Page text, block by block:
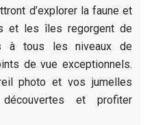
d’explorer la faune et
et les îles regorgent de
à tous les niveaux de
de vue exceptionnels.
photo et vos jumelles
et profiter